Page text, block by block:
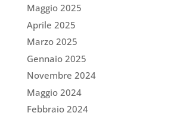
Maggio 2025
Aprile 2025
Marzo 2025
Gennaio 2025
Novembre 2024
Maggio 2024
Febbraio 2024